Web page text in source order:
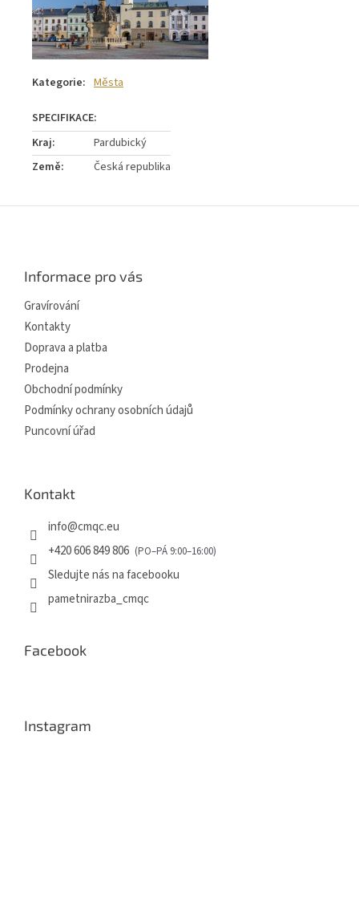
Kategorie: Města
Kraj:
Pardubický
Země: Česká republika
Informace pro vás
Gravírování
Kontakty
Doprava a platba
Prodejna
Obchodní podmínky
Podmínky ochrany osobních údajů
Puncovní úřad
Kontakt
info@cmqc.eu
+420 606 849 806
Sledujte nás na facebooku
pametnirazba_cmqc
Facebook
Instagram